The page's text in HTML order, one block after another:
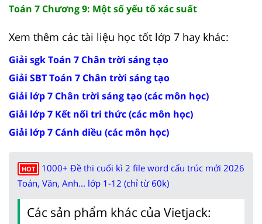
Toán 7 Chương 9: Một số yếu tố xác suất
Xem thêm các tài liệu học tốt lớp 7 hay khác:
Giải sgk Toán 7 Chân trời sáng tạo
Giải SBT Toán 7 Chân trời sáng tạo
Giải lớp 7 Chân trời sáng tạo (các môn học)
Giải lớp 7 Kết nối tri thức (các môn học)
Giải lớp 7 Cánh diều (các môn học)
HOT
1000+ Đề thi cuối kì 2 file word cấu trúc mới 2026
Toán, Văn, Anh... lớp 1-12 (chỉ từ 60k)
Các sản phẩm khác của Vietjack: